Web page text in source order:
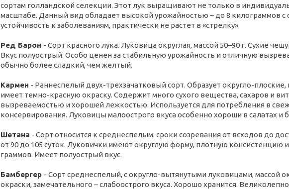
сортам голландской селекции. Этот лук выращивают не только в
масштабе. Данный вид обладает высокой урожайностью – до 8 килограммов с
устойчивость к заболеваниям, практически не растет в «стрелку».
Ред Барон - Сорт красного лука. Луковица округлая, массой 50–90 г. Сухие
Вкус полуострый. Особо ценен за стабильную урожайность и отличную
обычно более сладкий, чем желтый.
Кармен - Раннеспелый двух-трехзачатковый сорт. Образует округло-
имеет темно-красную окраску. Содержит много сухого вещества, сахаров и
вызреваемостью и хорошей лежкостью. Используется для потребления в
консервирования. Луковицы малоострого вкуса особенно хороши в салатах
Шетана - Сорт относится к среднеспелым: сроки созревания от всходов до
от 90 до 105 суток. Луковички имеют округлую форму, плотную консистенцию
граммов. Имеет полуострый вкус.
Бамбергер - Сорт среднеспелый, с округло-вытянутыми луковицами, массой
окраски, замечательного – слабоострого вкуса. Хорошо хранится.